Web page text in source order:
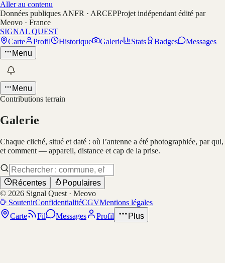
Aller au contenu
Données publiques ANFR · ARCEPProjet indépendant édité par
Meovo · France
SIGNAL QUEST
Carte
Profil Historique Galerie Stats Badges
Messages
Menu
Menu
Contributions terrain
Galerie
Chaque cliché, situé et daté : où l’antenne a été photographiée, par qui,
et comment — appareil, distance et cap de la prise.
Récentes
Populaires
© 2026 Signal Quest · Meovo
SoutenirConfidentialitéCGVMentions légales
Carte
Fil Messages Profil Plus